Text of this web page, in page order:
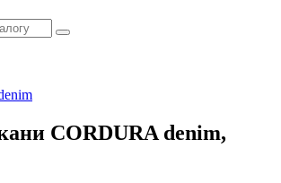
CORDURA denim,